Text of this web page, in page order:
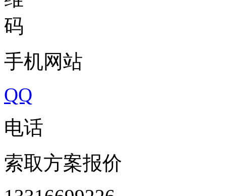
手机网站
QQ
电话
索取方案报价